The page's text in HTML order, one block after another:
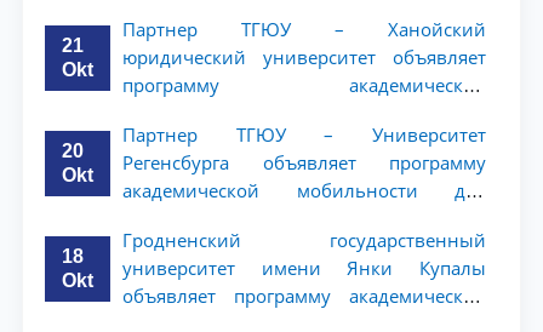
ТГЮУ
21
Okt
Партнер ТГЮУ – Ханойский
юридический университет объявляет
программу академической
20
Okt
Партнер ТГЮУ – Университет
Регенсбурга объявляет программу
академической мобильности для
18
Okt
Гродненский государственный
университет имени Янки Купалы
объявляет программу академической